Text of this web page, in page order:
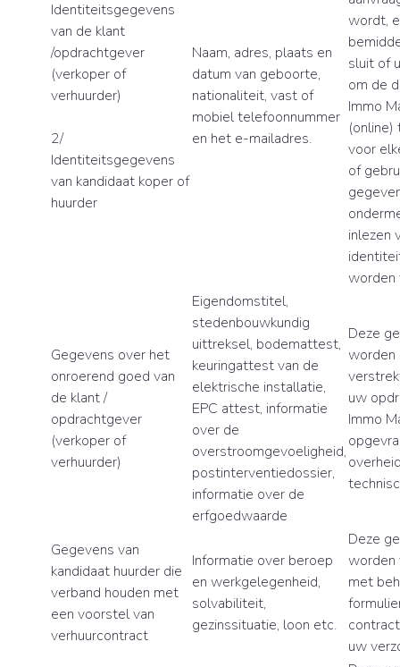
Identiteitsgegevens
van de klant
/opdrachtgever
(verkoper of
verhuurder)
2/
Identiteitsgegevens
van kandidaat koper of
huurder
Naam, adres, plaats en
datum van geboorte,
nationaliteit, vast of
mobiel telefoonnummer
en het e-mailadres.
wordt,
sluit of
om de
Immo
(online)
voor
of
inlezen
worden
Gegevens over het
onroerend goed van
de klant /
opdrachtgever
(verkoper of
verhuurder)
Eigendomstitel,
stedenbouwkundig
uittreksel, bodemattest,
keuringattest van de
elektrische installatie,
EPC attest, informatie
over de
overstroomgevoeligheid,
postinterventiedossier,
informatie over de
erfgoedwaarde
Deze
worden
uw
Immo
Gegevens van
kandidaat huurder die
verband houden met
een voorstel van
verhuurcontract
Informatie over beroep
en werkgelegenheid,
solvabiliteit,
gezinssituatie, loon etc.
Deze
worden
met
uw